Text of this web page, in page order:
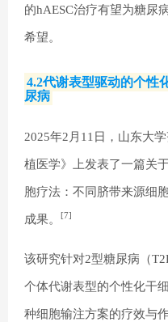
的hAESC治疗有望为糖尿
希望。
4.2代谢表型驱动的个性
尿病
2025年2月11日，山东大
植医学》上发表了一篇关
胞疗法：不同脐带来源细
成果。 [7]
该研究针对2型糖尿病（
个体代谢表型的个性化干
种细胞输注方案的疗效与作